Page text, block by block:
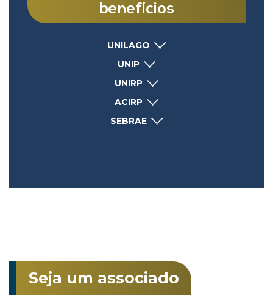
benefícios
UNILAGO
UNIP
UNIRP
ACIRP
SEBRAE
Seja um associado